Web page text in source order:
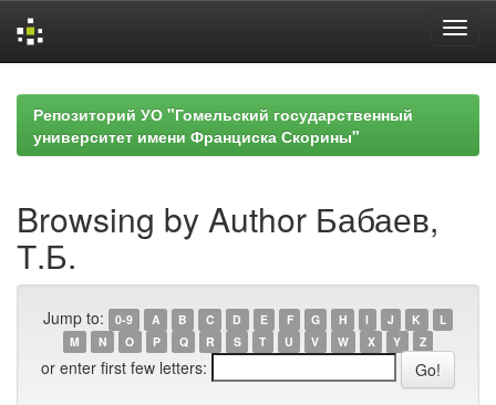
navigationРепозиторий УО "Гомельский государственный
университет имени Франциска Скорины"
Browsing by Author Бабаев,
Т.Б.
Jump to: 0-9 A B C D E F G H I J K
L
M
N O P Q R S T U V W X Y Z
or enter first few letters: